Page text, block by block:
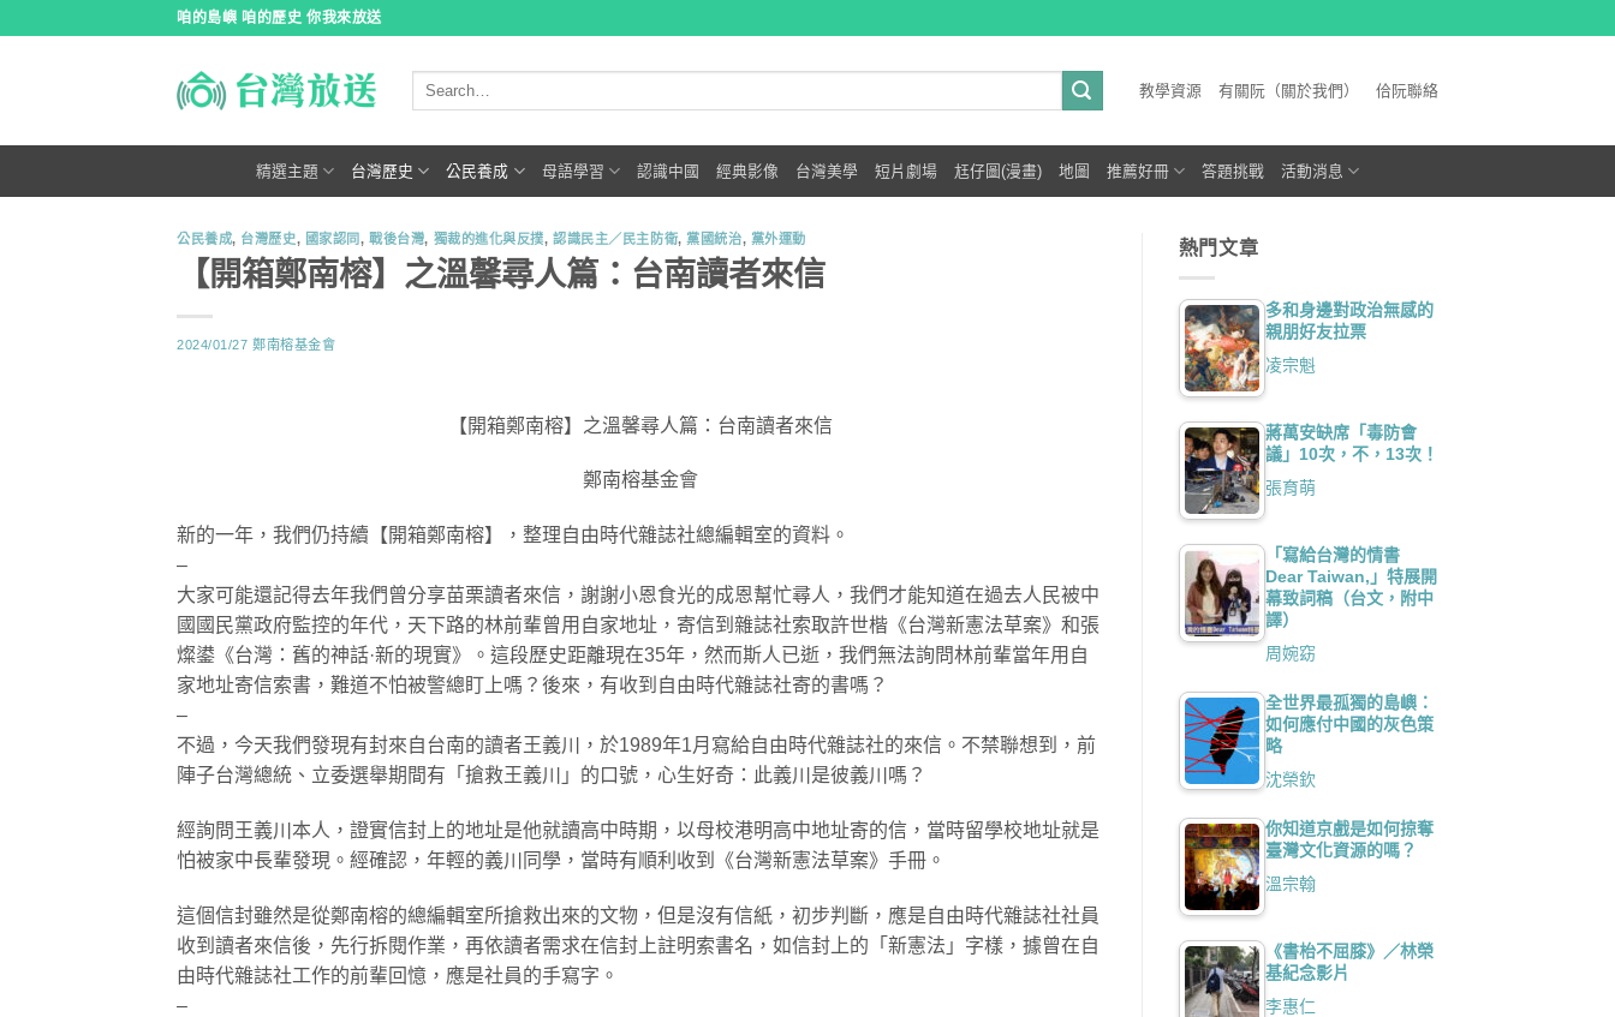
咱的島嶼 咱的歷史 你我來放送
教學資源 有關阮（關於我們） 佮阮聯絡
精選主題 台灣歷史 公民養成 母語學習 認識中國 經典影像 台灣美學 短片劇場 尪仔圖(漫畫) 地圖 推薦好冊 答題挑戰 活動消息
公民養成, 台灣歷史, 國家認同,戰後台灣, 獨裁的進化與反撲,認識民主／民主防衛,黨國統治, 黨外運動
【開箱鄭南榕】之溫馨尋人篇：台南讀者來信
2024/01/27 鄭南榕基金會
【開箱鄭南榕】之溫馨尋人篇：台南讀者來信
鄭南榕基金會
新的一年，我們仍持續【開箱鄭南榕】，整理自由時代雜誌社總編輯室的資料。
–
大家可能還記得去年我們曾分享苗栗讀者來信，謝謝小恩食光的成恩幫忙尋人，我們才能知道在過去人民被中
國國民黨政府監控的年代，天下路的林前輩曾用自家地址，寄信到雜誌社索取許世楷《台灣新憲法草案》和張
燦鍙《台灣：舊的神話·新的現實》。這段歷史距離現在35年，然而斯人已逝，我們無法詢問林前輩當年用自
家地址寄信索書，難道不怕被警總盯上嗎？後來，有收到自由時代雜誌社寄的書嗎？
–
不過，今天我們發現有封來自台南的讀者王義川，於1989年1月寫給自由時代雜誌社的來信。不禁聯想到，前
陣子台灣總統、立委選舉期間有「搶救王義川」的口號，心生好奇：此義川是彼義川嗎？
經詢問王義川本人，證實信封上的地址是他就讀高中時期，以母校港明高中地址寄的信，當時留學校地址就是
怕被家中長輩發現。經確認，年輕的義川同學，當時有順利收到《台灣新憲法草案》手冊。
這個信封雖然是從鄭南榕的總編輯室所搶救出來的文物，但是沒有信紙，初步判斷，應是自由時代雜誌社社員
收到讀者來信後，先行拆閱作業，再依讀者需求在信封上註明索書名，如信封上的「新憲法」字樣，據曾在自
由時代雜誌社工作的前輩回憶，應是社員的手寫字。
–
熱門文章
多和身邊對政治無感的
親朋好友拉票
凌宗魁
蔣萬安缺席「毒防會
議」10次，不，13次！
張育萌
「寫給台灣的情書
Dear Taiwan,」特展開
幕致詞稿（台文，附中
譯）
周婉窈
全世界最孤獨的島嶼：
如何應付中國的灰色策
略
沈榮欽
你知道京戲是如何掠奪
臺灣文化資源的嗎？
溫宗翰
《書枱不屈膝》／林榮
基紀念影片
李惠仁